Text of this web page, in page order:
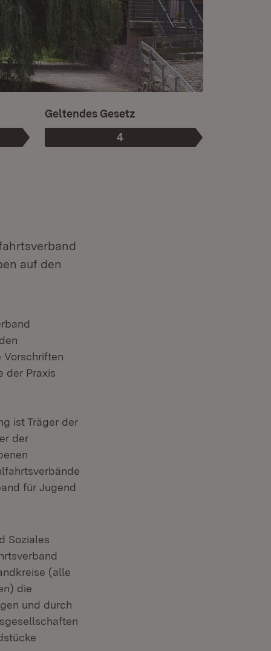
Phase
4
:
Ist die aktuelle Phase.
Geltendes Gesetz
auf den
Vorschriften
der Praxis
ist Träger der
der
für Jugend
Soziales
(alle
die
und durch